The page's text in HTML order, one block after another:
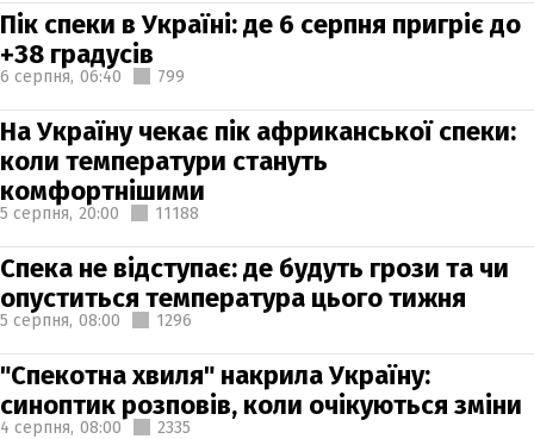
Пік спеки в Україні: де 6 серпня пригріє до
+38 градусів
6 серпня, 06:40 799
На Україну чекає пік африканської спеки:
коли температури стануть
комфортнішими
5 серпня, 20:00 11188
Спека не відступає: де будуть грози та чи
опуститься температура цього тижня
5 серпня, 08:00 1296
"Спекотна хвиля" накрила Україну:
синоптик розповів, коли очікуються зміни
4 серпня, 08:00 2335